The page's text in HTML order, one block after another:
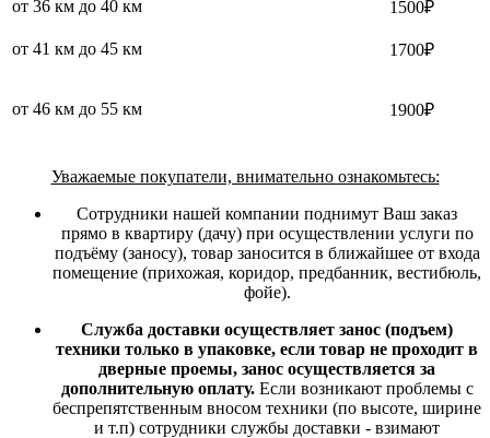
от 36 км до 40 км 1500₽
от 41 км до 45 км 1700₽
от 46 км до 55 км 1900₽
Уважаемые покупатели, внимательно ознакомьтесь:
Сотрудники нашей компании поднимут Ваш заказ
прямо в квартиру (дачу) при осуществлении услуги по
подъёму (заносу), товар заносится в ближайшее от входа
помещение (прихожая, коридор, предбанник, вестибюль,
фойе).
Служба доставки осуществляет занос (подъем)
техники только в упаковке, если товар не проходит в
дверные проемы, занос осуществляется за
дополнительную оплату. Если возникают проблемы с
беспрепятственным вносом техники (по высоте, ширине
и т.п) сотрудники службы доставки - взимают